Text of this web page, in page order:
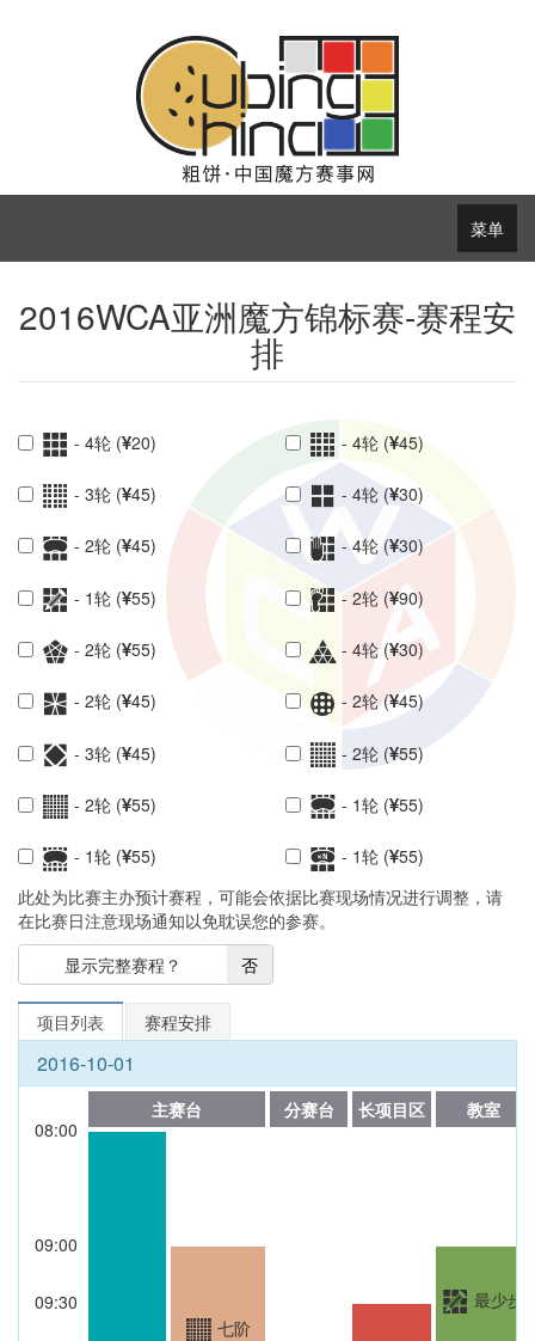
菜单
2016WCA亚洲魔方锦标赛-赛程安
排
- 4轮 ( 20) - 4轮 ( 45)
- 3轮 ( 45) - 4轮 ( 30)
- 2轮 ( 45) - 4轮 ( 30)
- 1轮 ( 55) - 2轮 ( 90)
- 2轮 ( 55) - 4轮 ( 30)
- 2轮 ( 45) - 2轮 ( 45)
- 3轮 ( 45) - 2轮 ( 55)
- 2轮 ( 55) - 1轮 ( 55)
- 1轮 ( 55) - 1轮 ( 55)
此处为比赛主办预计赛程，可能会依据比赛现场情况进行调整，请
在比赛日注意现场通知以免耽误您的参赛。
显示完整赛程？ 否
项目列表 赛程安排
2016-10-01
主赛台 分赛台 长项目区
教室
08:00
09:00
七阶
最少步
09:30